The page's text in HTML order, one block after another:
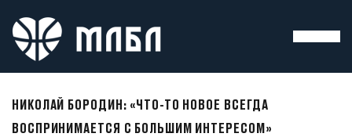
НИКОЛАЙ БОРОДИН: «ЧТО-ТО НОВОЕ ВСЕГДА
ВОСПРИНИМАЕТСЯ С БОЛЬШИМ ИНТЕРЕСОМ»